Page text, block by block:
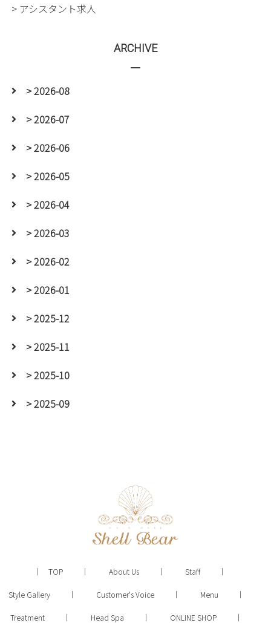
> アシスタント求人
ARCHIVE
> 2026-08
> 2026-07
> 2026-06
> 2026-05
> 2026-04
> 2026-03
> 2026-02
> 2026-01
> 2025-12
> 2025-11
> 2025-10
> 2025-09
TOP About Us Staff
Style Gallery Customer's Voice Menu
Treatment Head Spa ONLINE SHOP